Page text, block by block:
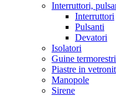
Interruttori,
Interruttori
Pulsanti
Devatori
Isolatori
Guine
Piastre in
Manopole
Sirene